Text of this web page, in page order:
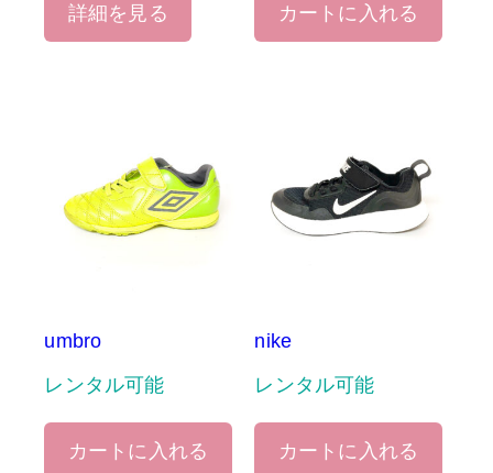
詳細を見る カートに入れる
umbro
レンタル可能
カートに入れる
nike
レンタル可能
カートに入れる